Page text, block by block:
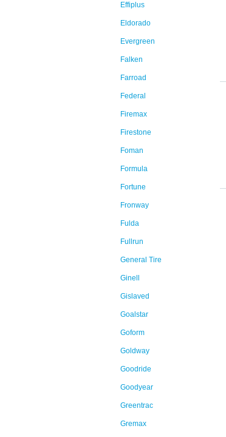
Effiplus
Eldorado
Evergreen
Falken
Farroad
Federal
Firemax
Firestone
Foman
Formula
Fortune
Fronway
Fulda
Fullrun
General Tire
Ginell
Gislaved
Goalstar
Goform
Goldway
Goodride
Goodyear
Greentrac
Gremax